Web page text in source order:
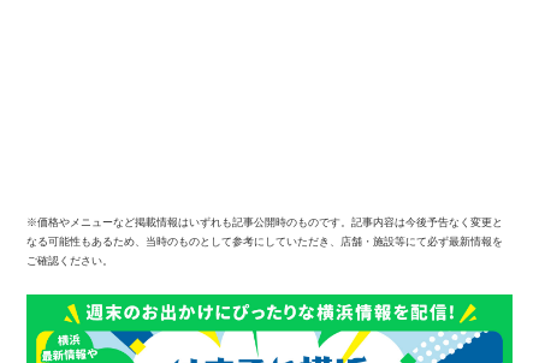
※価格やメニューなど掲載情報はいずれも記事公開時のものです。記事内容は今後予告なく変更と
なる可能性もあるため、当時のものとして参考にしていただき、店舗・施設等にて必ず最新情報を
ご確認ください。